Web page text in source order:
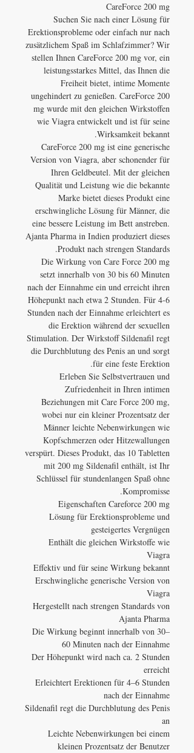
CareForce 200 mg
Suchen Sie nach einer Lösung für
Erektionsprobleme oder einfach nur nach
zusätzlichem Spaß im Schlafzimmer? Wir
stellen Ihnen CareForce 200 mg vor, ein
leistungsstarkes Mittel, das Ihnen die
Freiheit bietet, intime Momente
ungehindert zu genießen. CareForce 200
mg wurde mit den gleichen Wirkstoffen
wie Viagra entwickelt und ist für seine
Wirksamkeit bekannt.
CareForce 200 mg ist eine generische
Version von Viagra, aber schonender für
Ihren Geldbeutel. Mit der gleichen
Qualität und Leistung wie die bekannte
Marke bietet dieses Produkt eine
erschwingliche Lösung für Männer, die
eine bessere Leistung im Bett anstreben.
Ajanta Pharma in Indien produziert dieses
Produkt nach strengen Standards.
Die Wirkung von Care Force 200 mg
setzt innerhalb von 30 bis 60 Minuten
nach der Einnahme ein und erreicht ihren
Höhepunkt nach etwa 2 Stunden. Für 4-6
Stunden nach der Einnahme erleichtert es
die Erektion während der sexuellen
Stimulation. Der Wirkstoff Sildenafil regt
die Durchblutung des Penis an und sorgt
für eine feste Erektion.
Erleben Sie Selbstvertrauen und
Zufriedenheit in Ihren intimen
Beziehungen mit Care Force 200 mg,
wobei nur ein kleiner Prozentsatz der
Männer leichte Nebenwirkungen wie
Kopfschmerzen oder Hitzewallungen
verspürt. Dieses Produkt, das 10 Tabletten
mit 200 mg Sildenafil enthält, ist Ihr
Schlüssel für stundenlangen Spaß ohne
Kompromisse.
Eigenschaften Careforce 200 mg
Lösung für Erektionsprobleme und
gesteigertes Vergnügen
Enthält die gleichen Wirkstoffe wie
Viagra
Effektiv und für seine Wirkung bekannt
Erschwingliche generische Version von
Viagra
Hergestellt nach strengen Standards von
Ajanta Pharma
Die Wirkung beginnt innerhalb von 30–
60 Minuten nach der Einnahme
Der Höhepunkt wird nach ca. 2 Stunden
erreicht
Erleichtert Erektionen für 4–6 Stunden
nach der Einnahme
Sildenafil regt die Durchblutung des Penis
an
Leichte Nebenwirkungen bei einem
kleinen Prozentsatz der Benutzer